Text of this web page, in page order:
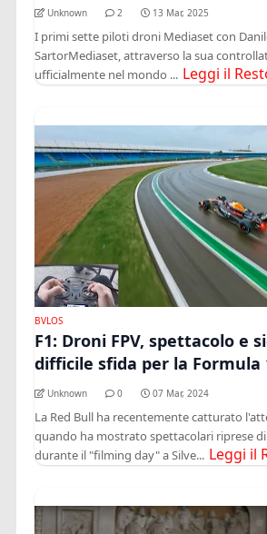
Unknown 2 13 Mar, 2025
I primi sette piloti droni Mediaset con
SartorMediaset, attraverso la sua
ufficialmente nel mondo ... Leggi il
BVLOS
F1: Droni FPV, spettacolo e
difficile sfida per la Formula
Unknown 0 07 Mar, 2024
La Red Bull ha recentemente catturato
quando ha mostrato spettacolari riprese
durante il "filming day" a Silve... Leggi il